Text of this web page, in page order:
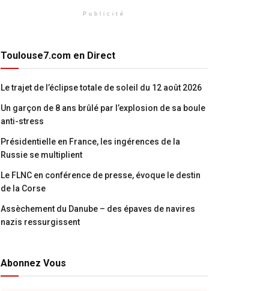
Publicité
Toulouse7.com en Direct
Le trajet de l’éclipse totale de soleil du 12 août 2026
Un garçon de 8 ans brûlé par l’explosion de sa boule
anti-stress
Présidentielle en France, les ingérences de la
Russie se multiplient
Le FLNC en conférence de presse, évoque le destin
de la Corse
Assèchement du Danube – des épaves de navires
nazis ressurgissent
Abonnez Vous